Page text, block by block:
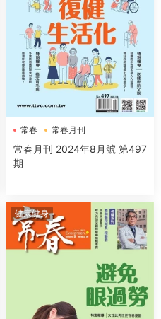
常春 常春月刊
常春月刊 2024年8月號 第497
期
健康健身